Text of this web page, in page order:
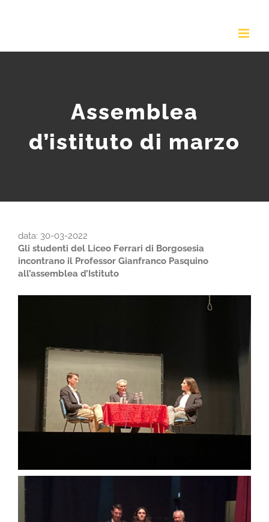
Assemblea
d’istituto di marzo
data: 30-03-2022
Gli studenti del Liceo Ferrari di Borgosesia
incontrano il Professor Gianfranco Pasquino
all’assemblea d’Istituto